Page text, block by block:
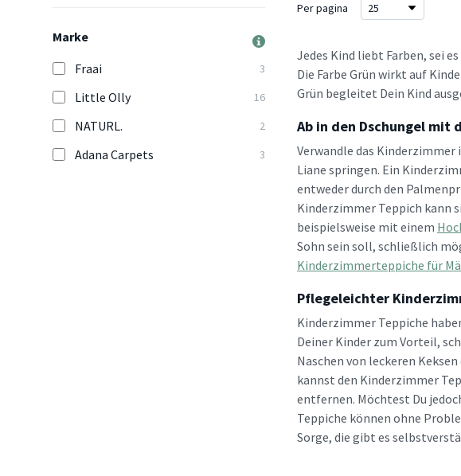
Marke
Fraai
3
Little Olly 16
NATURL. 2
Adana Carpets 3
Per pagina
Jedes Kind liebt Farben, sei
Die Farbe Grün wirkt auf
Grün begleitet Dein Kind
Ab in den Dschungel mit
Verwandle das Kinderzimmer
Liane springen. Ein
entweder durch den
Kinderzimmer Teppich kann
beispielsweise mit einem
Sohn sein soll, schließlich
Kinderzimmerteppiche für
Pflegeleichter
Kinderzimmer Teppiche
Deiner Kinder zum Vorteil,
Naschen von leckeren
kannst den Kinderzimmer
entfernen. Möchtest Du
Teppiche können ohne
Sorge, die gibt es